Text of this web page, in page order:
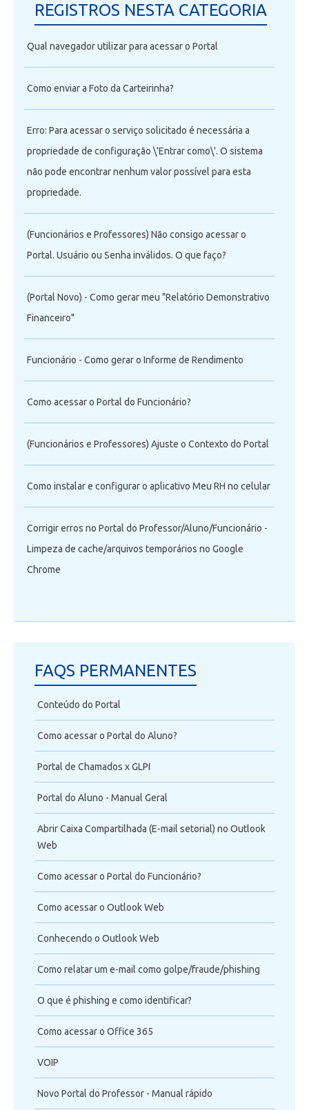
REGISTROS NESTA CATEGORIA
Qual navegador utilizar para acessar o Portal
Como enviar a Foto da Carteirinha?
Erro: Para acessar o serviço solicitado é necessária a
propriedade de configuração \'Entrar como\'. O sistema
não pode encontrar nenhum valor possível para esta
propriedade.
(Funcionários e Professores) Não consigo acessar o
Portal. Usuário ou Senha inválidos. O que faço?
(Portal Novo) - Como gerar meu "Relatório Demonstrativo
Financeiro"
Funcionário - Como gerar o Informe de Rendimento
Como acessar o Portal do Funcionário?
(Funcionários e Professores) Ajuste o Contexto do Portal
Como instalar e configurar o aplicativo Meu RH no celular
Corrigir erros no Portal do Professor/Aluno/Funcionário -
Limpeza de cache/arquivos temporários no Google
Chrome
FAQS PERMANENTES
Conteúdo do Portal
Como acessar o Portal do Aluno?
Portal de Chamados x GLPI
Portal do Aluno - Manual Geral
Abrir Caixa Compartilhada (E-mail setorial) no Outlook
Web
Como acessar o Portal do Funcionário?
Como acessar o Outlook Web
Conhecendo o Outlook Web
Como relatar um e-mail como golpe/fraude/phishing
O que é phishing e como identificar?
Como acessar o Office 365
VOIP
Novo Portal do Professor - Manual rápido